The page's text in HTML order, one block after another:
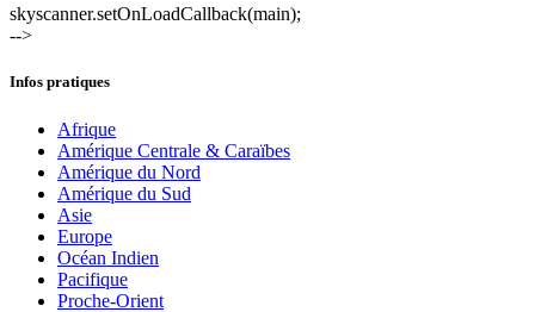
skyscanner.setOnLoadCallback(main);
-->
Infos pratiques
Afrique
Amérique Centrale & Caraïbes
Amérique du Nord
Amérique du Sud
Asie
Europe
Océan Indien
Pacifique
Proche-Orient